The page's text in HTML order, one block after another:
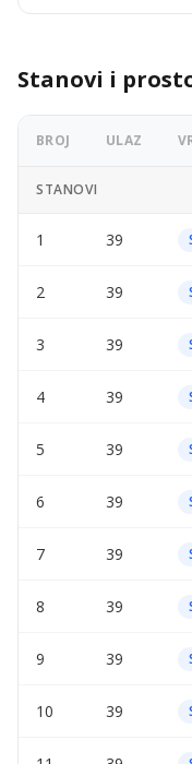
Stanovi i
BROJ ULAZ
STANOVI
1 39
2 39
3 39
4 39
5 39
6 39
7 39
8 39
9 39
10 39